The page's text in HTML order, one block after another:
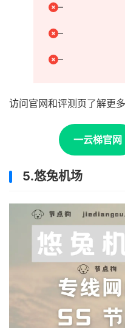
–
–
–
访问官网和评测页了解更多
一云梯官网
5.悠兔机场